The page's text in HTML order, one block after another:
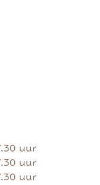
uur
uur
uur